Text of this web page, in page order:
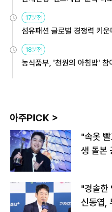
17분전
섬유패션 글로벌 경쟁력 키
18분전
농식품부, '천원의 아침밥'
아주PICK >
"속옷
생 돌본
"경솔한
신동엽,